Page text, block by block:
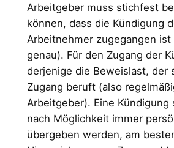
Arbeitgeber muss stichfest
können, dass die Kündigung
Arbeitnehmer zugegangen ist
genau). Für den Zugang der
derjenige die Beweislast, der
Zugang beruft (also
Arbeitgeber). Eine Kündigung
nach Möglichkeit immer
übergeben werden, am